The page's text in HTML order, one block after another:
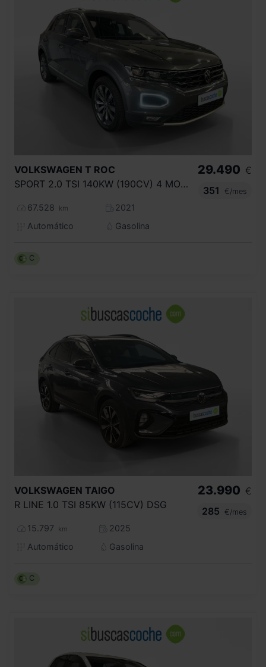
VOLKSWAGEN T ROC
SPORT 2.0 TSI 140KW (190CV) 4 MOTION DSG
67.528 km
2021
Automático
Gasolina
29.490 €
351
€/mes
C
VOLKSWAGEN TAIGO
R LINE 1.0 TSI 85KW (115CV) DSG
15.797 km
2025
Automático
Gasolina
23.990 €
285
€/mes
C